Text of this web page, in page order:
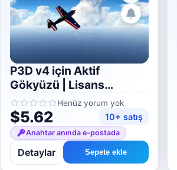
P3D v4 için Aktif
Gökyüzü | Lisans
etkinleştirme anahtarı
Henüz yorum yok
$5.62 10+ satış
Anahtar anında e-postada
Detaylar Sepete ekle